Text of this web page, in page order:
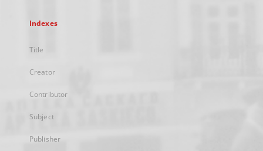
Indexes
Title
Creator
Contributor
Subject
Publisher